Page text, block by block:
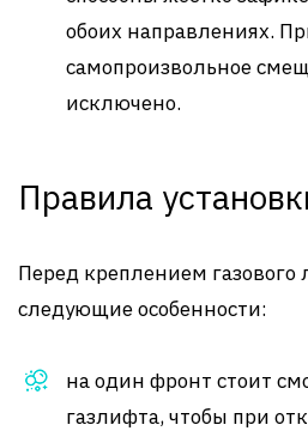
обоих направлениях.
самопроизвольное
исключено.
Правила
Перед креплением газового
следующие особенности:
на один фронт стоит
газлифта, чтобы при